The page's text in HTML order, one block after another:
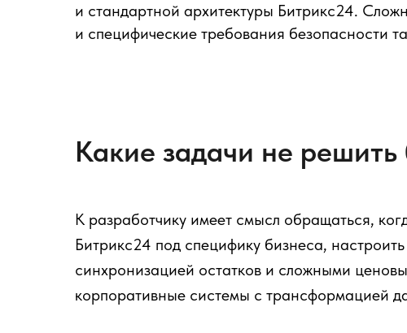
и стандартной архитектуры Битрикс24.
и специфические требования безопасности
Какие задачи не решить
К разработчику имеет смысл обращаться,
Битрикс24 под специфику бизнеса,
синхронизацией остатков и сложными
корпоративные системы с трансформацией